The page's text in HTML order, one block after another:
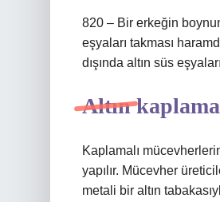
820 – Bir erkeğin
eşyaları takması
dışında altın süs
Altın
Kaplamalı
yapılır. Mücevher
metali bir altın